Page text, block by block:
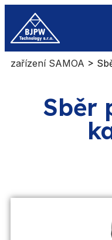
zařízení SAMOA >
Sběr